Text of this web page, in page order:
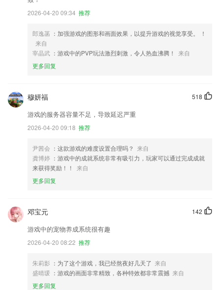
2026-04-20 09:34 推荐
郎逸菡 ：加强游戏的图形和画面效果，以提升游戏的视觉享受。 ！
来自
宰晶武 ：游戏中的PVP玩法激烈刺激，令人热血沸腾！
来自
更多回复
518
穆妍福
游戏的服务器容量不足，导致延迟严重
2026-04-20 09:18 推荐
尹茜会 ：这款游戏的难度设置合理吗？ 来自
龚博婷 ：游戏中的成就系统非常有吸引力，玩家可以通过完成成就
来获得奖励！！
来自
更多回复
142
邓宝元
游戏中的宠物养成系统很有趣
2026-04-20 08:22 推荐
朱莉影 ：为了这个游戏，我已经熬夜好几天了 来自
盛晴瑗 ：游戏的画面非常精致，各种特效都非常震撼 来自
更多回复